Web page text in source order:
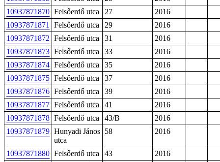
10937871870 Felsőerdő utca 27
2016
10937871871
Felsőerdő utca 29
2016
10937871872 Felsőerdő utca 31
2016
10937871873 Felsőerdő utca 33
2016
10937871874 Felsőerdő utca 35
2016
10937871875 Felsőerdő utca 37
2016
10937871876 Felsőerdő utca 39
2016
10937871877 Felsőerdő utca 41
2016
10937871878 Felsőerdő utca 43/B
2016
10937871879 Hunyadi János
utca
58 2016
10937871880 Felsőerdő utca 43
2016